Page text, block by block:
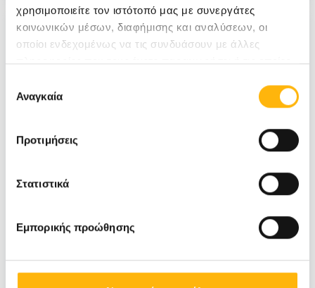
χρησιμοποιείτε τον ιστότοπό μας με συνεργάτες
κοινωνικών μέσων, διαφήμισης και αναλύσεων, οι
οποίοι ενδεχομένως να τις συνδυάσουν με άλλες
πληροφορίες που τους έχετε παραχωρήσει ή τις οποίες
των υπηρεσιών τους.
συγκατάθεσης
Αναγκαία
Προτιμήσεις
Στατιστικά
Εμπορικής προώθησης